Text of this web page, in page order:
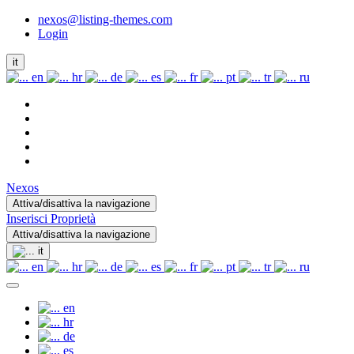
nexos@listing-themes.com
Login
it
en hr de es fr pt tr ru
Nexos
Attiva/disattiva la navigazione
Inserisci Proprietà
Attiva/disattiva la navigazione
it
en hr de es fr pt tr ru
en
hr
de
es